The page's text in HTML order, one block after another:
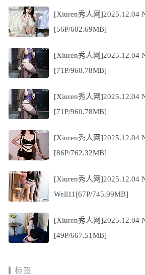
[Xiuren秀人网]2025.12.04
[56P/602.69MB]
[Xiuren秀人网]2025.12.04
[71P/960.78MB]
[Xiuren秀人网]2025.12.04
[71P/960.78MB]
[Xiuren秀人网]2025.12.04
[86P/762.32MB]
[Xiuren秀人网]2025.12.04
Well11[67P/745.99MB]
[Xiuren秀人网]2025.12.04
[49P/667.51MB]
标签